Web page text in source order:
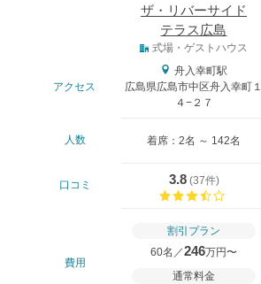
ザ・リバーサイド
テラス広島
式場・ゲストハウス
アクセス
舟入幸町駅
広島県広島市中区舟入幸町１
４−２７
人数 着席：2名 ～ 142名
口コミ 3.8(37件)
費用
割引プラン
60名／246万円〜
通常料金